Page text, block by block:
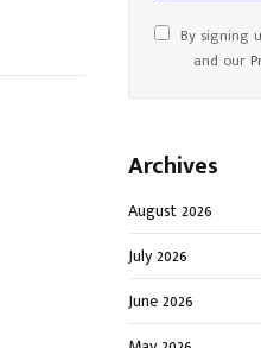
By signing
and our
Archives
August 2026
July 2026
June 2026